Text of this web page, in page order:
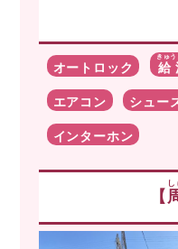
オートロック 給
きゅう
エアコン シュー
インターホン
【